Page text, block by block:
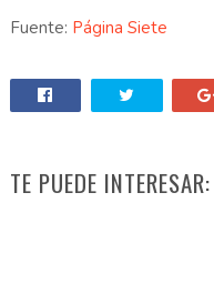
Fuente: Página Siete
TE PUEDE INTERESAR: